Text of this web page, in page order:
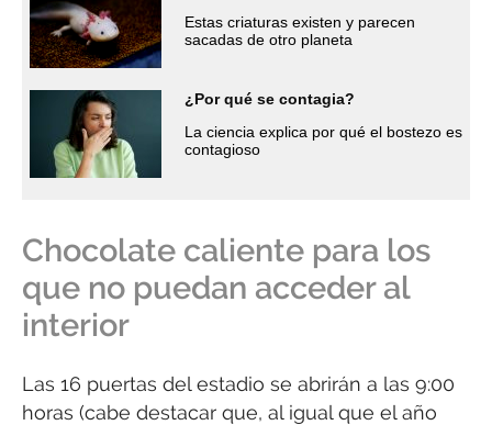
Estas criaturas existen y parecen
sacadas de otro planeta
¿Por qué se contagia?
La ciencia explica por qué el bostezo es
contagioso
Chocolate caliente para los
que no puedan acceder al
interior
Las 16 puertas del estadio se abrirán a las 9:00
horas (cabe destacar que, al igual que el año